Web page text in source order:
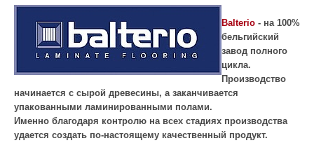
Balterio - на 100%
бельгийский
завод полного
цикла.
Производство
начинается с сырой древесины, а заканчивается
упакованными ламинированными полами.
Именно благодаря контролю на всех стадиях производства
удается создать по-настоящему качественный продукт.